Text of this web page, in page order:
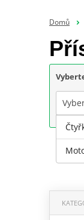
Domů